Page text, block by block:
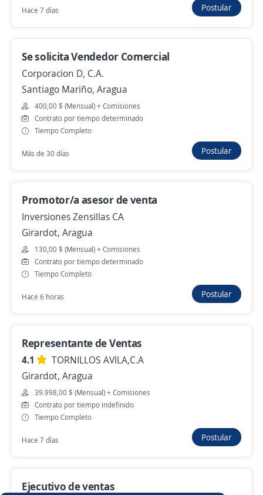
130,00 $ (Mensual) + Comisiones
Hace 6 horas
Especialista en Mercadeo / Trade
Marketing (Consumo Masivo) Estudios de
Mercado
Promociones Torres Publicidad, c.a.
Mario Briceño Iragorry, Aragua
40.000,00 $ (Mensual)
Se precisa Urgente Empleo destacado
Asesores de Ventas: Carabobo y Aragua
NETCOM PLUS C.A.
Santiago Mariño, Aragua
1.110,00 $ (Mensual)
Anterior
Nuevas ofertas de empleo
Empleos similares
Asesor/a telefónico Vendedor comisionista
Hace 7 días Postular
Se solicita Vendedor Comercial
Corporacion D, C.A.
Santiago Mariño, Aragua
400,00 $ (Mensual) + Comisiones
Contrato por tiempo determinado
Tiempo Completo
Más de 30 días Postular
Promotor/a asesor de venta
Inversiones Zensillas CA
Girardot, Aragua
130,00 $ (Mensual) + Comisiones
Contrato por tiempo determinado
Tiempo Completo
Hace 6 horas Postular
Representante de Ventas
4.1
TORNILLOS AVILA,C.A
Girardot, Aragua
39.998,00 $ (Mensual) + Comisiones
Contrato por tiempo indefinido
Tiempo Completo
Hace 7 días Postular
Ejecutivo de ventas